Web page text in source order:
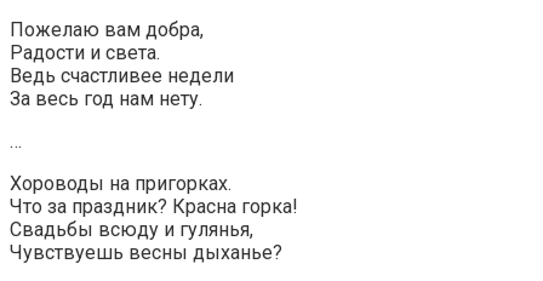
Пожелаю вам добра,
Радости и света.
Ведь счастливее недели
За весь год нам нету.
…
Хороводы на пригорках.
Что за праздник? Красна горка!
Свадьбы всюду и гулянья,
Чувствуешь весны дыханье?